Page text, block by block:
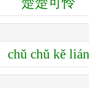
chǔ chǔ kě lián